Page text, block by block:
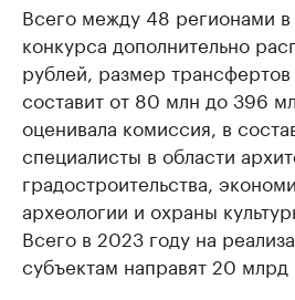
Всего между 48 регионами
конкурса дополнительно
рублей, размер
составит от 80 млн до 396
оценивала комиссия, в
специалисты в области
градостроительства,
археологии и охраны
Всего в 2023 году на
субъектам направят 20 млрд